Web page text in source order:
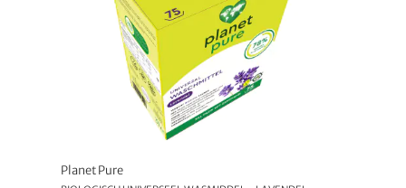
Planet Pure